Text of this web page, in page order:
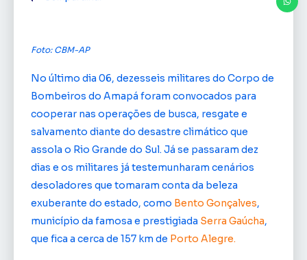
Foto: CBM-AP
No último dia 06, dezesseis militares do Corpo de
Bombeiros do Amapá foram convocados para
cooperar nas operações de busca, resgate e
salvamento diante do desastre climático que
assola o Rio Grande do Sul. Já se passaram dez
dias e os militares já testemunharam cenários
desoladores que tomaram conta da beleza
exuberante do estado, como Bento Gonçalves,
município da famosa e prestigiada Serra Gaúcha,
que fica a cerca de 157 km de Porto Alegre.